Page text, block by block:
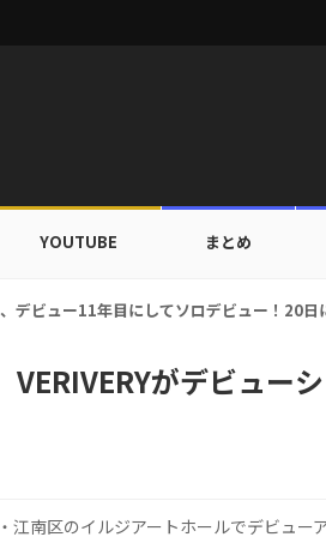
YOUTUBE まとめ
ップ出入証を公開…証明写真でも完璧なビ
がデビュー
江南区のイルジアートホールでデビュー